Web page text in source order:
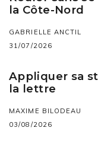
la Côte-Nord
GABRIELLE ANCTIL
31/07/2026
Appliquer sa
la lettre
MAXIME BILODEAU
03/08/2026